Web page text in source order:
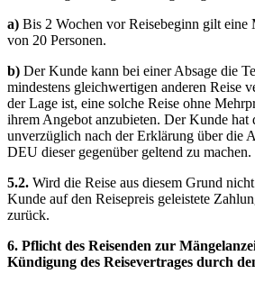
a) Bis 2 Wochen vor Reisebeginn gilt eine
von 20 Personen.
b) Der Kunde kann bei einer Absage die
mindestens gleichwertigen anderen Reise
der Lage ist, eine solche Reise ohne
ihrem Angebot anzubieten. Der Kunde hat
unverzüglich nach der Erklärung über die
DEU dieser gegenüber geltend zu machen.
5.2. Wird die Reise aus diesem Grund
Kunde auf den Reisepreis geleistete
zurück.
6. Pflicht des Reisenden zur
Kündigung des Reisevertrages durch